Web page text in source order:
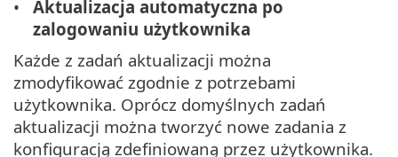
Aktualizacja automatyczna po
zalogowaniu użytkownika
Każde z zadań aktualizacji można
zmodyfikować zgodnie z potrzebami
użytkownika. Oprócz domyślnych zadań
aktualizacji można tworzyć nowe zadania z
konfiguracją zdefiniowaną przez użytkownika.